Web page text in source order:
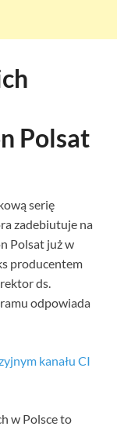
Polsat
serię
zadebiutuje na
Polsat już w
producentem
ds.
odpowiada
kanału CI
w Polsce to